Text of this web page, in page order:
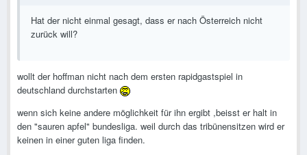
Hat der nicht einmal gesagt, dass er nach Österreich nicht
zurück will?
wollt der hoffman nicht nach dem ersten rapidgastspiel in
deutschland durchstarten
wenn sich keine andere möglichkeit für ihn ergibt ,beisst er halt in
den "sauren apfel" bundesliga. weil durch das tribünensitzen wird er
keinen in einer guten liga finden.